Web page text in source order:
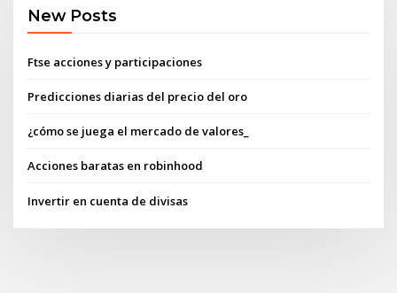
New Posts
Ftse acciones y participaciones
Predicciones diarias del precio del oro
¿cómo se juega el mercado de valores_
Acciones baratas en robinhood
Invertir en cuenta de divisas